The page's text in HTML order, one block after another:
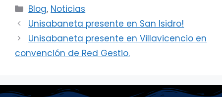
Categorías
Blog, Noticias
Unisabaneta presente en San Isidro!
Unisabaneta presente en Villavicencio en
convención de Red Gestio.